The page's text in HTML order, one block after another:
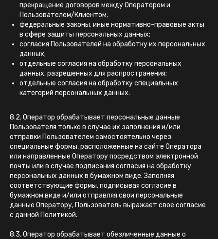
прекращение договоров между Оператором и
Пользователем/Клиентом;
федеральные законы, иные нормативно-правовые акты
в сфере защиты персональных данных;
согласия Пользователей на обработку их персональных
данных;
отдельные согласия на обработку персональных
данных, разрешенных для распространения;
отдельные согласия на обработку специальных
категорий персональных данных.
8.2. Оператор обрабатывает персональные данные
Пользователя только в случае их заполнения и/или
отправки Пользователем самостоятельно через
специальные формы, расположенные на сайте Оператора
или направленные Оператору посредством электронной
почты или в случае подписания согласия на обработку
персональных данных в бумажном виде. Заполняя
соответствующие формы, подписывая согласие в
бумажном виде и/или отправляя свои персональные
данные Оператору, Пользователь выражает свое согласие
с данной Политикой.
8.3. Оператор обрабатывает обезличенные данные о